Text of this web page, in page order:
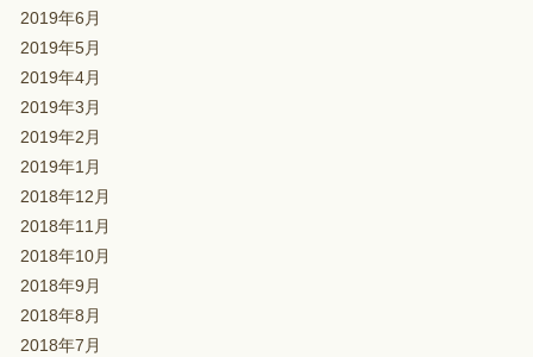
2019年6月
2019年5月
2019年4月
2019年3月
2019年2月
2019年1月
2018年12月
2018年11月
2018年10月
2018年9月
2018年8月
2018年7月